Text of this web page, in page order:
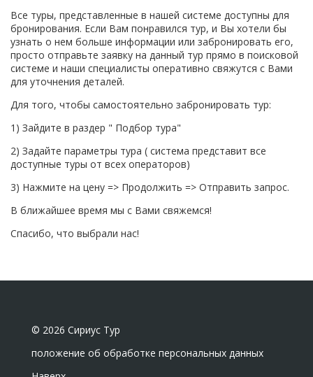
Все туры, представленные в нашей системе доступны для
бронирования. Если Вам понравился тур, и Вы хотели бы
узнать о нем больше информации или забронировать его,
просто отправьте заявку на данный тур прямо в поисковой
системе и наши специалисты оперативно свяжутся с Вами
для уточнения деталей.
Для того, чтобы самостоятельно забронировать тур:
1) Зайдите в раздер " Подбор тура"
2) Задайте параметры тура ( система представит все
доступные туры от всех операторов)
3) Нажмите на цену => Продолжить => Отправить запрос.
В ближайшее время мы с Вами свяжемся!
Спасибо, что выбрали нас!
© 2026 Сириус Тур
положение об обработке персональных данных